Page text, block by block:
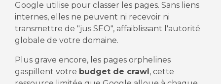
Google utilise pour classer les pages. Sans liens
internes, elles ne peuvent ni recevoir ni
transmettre de "jus SEO", affaiblissant l'autorité
globale de votre domaine.
Plus grave encore, les pages orphelines
gaspillent votre budget de crawl, cette